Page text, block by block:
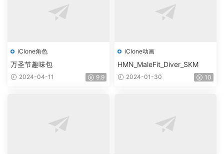
iClone角色
万圣节趣味包
2024-04-11 9.9
iClone动画
HMN_MaleFit_Diver_SKM
2024-01-30 10